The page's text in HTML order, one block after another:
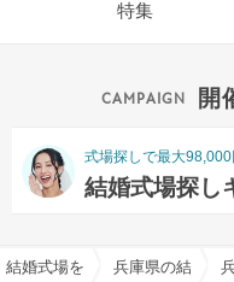
特集
開
式場探しで最大
結婚式場探し
結婚式場を探すならハナユメ
兵庫県の結婚式